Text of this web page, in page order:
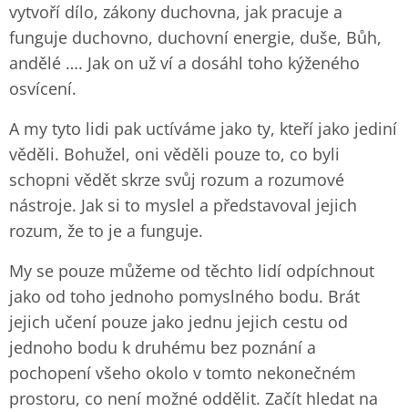
vytvoří dílo, zákony duchovna, jak pracuje a
funguje duchovno, duchovní energie, duše, Bůh,
andělé …. Jak on už ví a dosáhl toho kýženého
osvícení.
A my tyto lidi pak uctíváme jako ty, kteří jako jediní
věděli. Bohužel, oni věděli pouze to, co byli
schopni vědět skrze svůj rozum a rozumové
nástroje. Jak si to myslel a představoval jejich
rozum, že to je a funguje.
My se pouze můžeme od těchto lidí odpíchnout
jako od toho jednoho pomyslného bodu. Brát
jejich učení pouze jako jednu jejich cestu od
jednoho bodu k druhému bez poznání a
pochopení všeho okolo v tomto nekonečném
prostoru, co není možné oddělit. Začít hledat na